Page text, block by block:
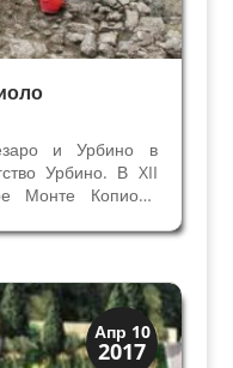
и Урбино в
Урбино. В XII
Монте Копиоло
(основанный в
Апр 10
2017